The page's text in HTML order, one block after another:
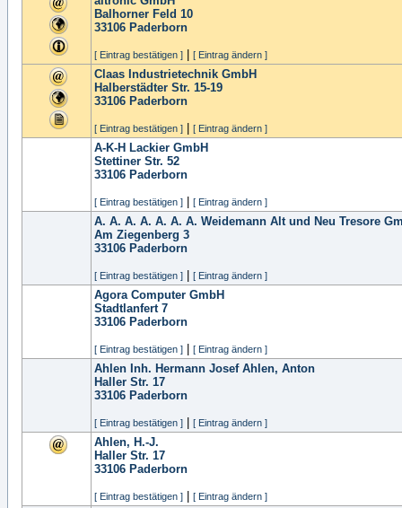
Balhorner Feld 10
33106 Paderborn
[ Eintrag bestätigen ] [ Eintrag ändern ]
Claas Industrietechnik GmbH
Halberstädter Str. 15-19
33106 Paderborn
[ Eintrag bestätigen ] [ Eintrag ändern ]
A-K-H Lackier GmbH
Stettiner Str. 52
33106 Paderborn
[ Eintrag bestätigen ] [ Eintrag ändern ]
A. A. A. A. A. A. A. Weidemann Alt und Neu Tresore
Am Ziegenberg 3
33106 Paderborn
[ Eintrag bestätigen ] [ Eintrag ändern ]
Agora Computer GmbH
Stadtlanfert 7
33106 Paderborn
[ Eintrag bestätigen ] [ Eintrag ändern ]
Ahlen Inh. Hermann Josef Ahlen, Anton
Haller Str. 17
33106 Paderborn
[ Eintrag bestätigen ] [ Eintrag ändern ]
Ahlen, H.-J.
Haller Str. 17
33106 Paderborn
[ Eintrag bestätigen ] [ Eintrag ändern ]